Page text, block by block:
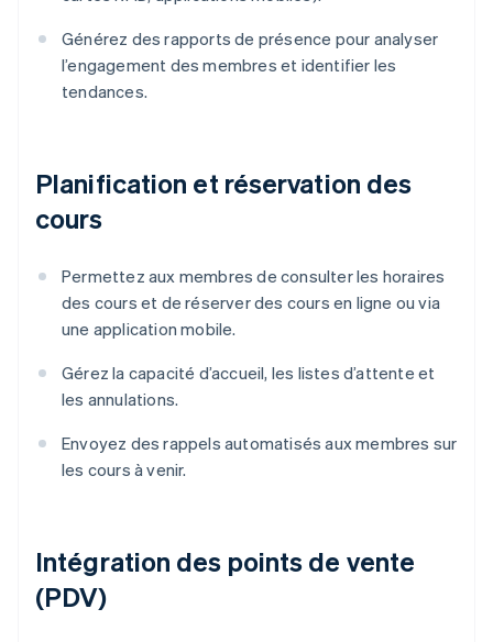
Générez des rapports de présence pour analyser
l’engagement des membres et identifier les
tendances.
Planification et réservation des
cours
Permettez aux membres de consulter les horaires
des cours et de réserver des cours en ligne ou via
une application mobile.
Gérez la capacité d’accueil, les listes d’attente et
les annulations.
Envoyez des rappels automatisés aux membres sur
les cours à venir.
Intégration des points de vente
(PDV)